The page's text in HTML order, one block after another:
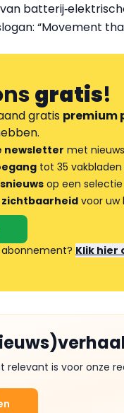
“Movement
gratis!
gratis premium
newsletter met
tot 35
op een
zichtbaarheidvoor uw
Klik hier
relevant is voor onze